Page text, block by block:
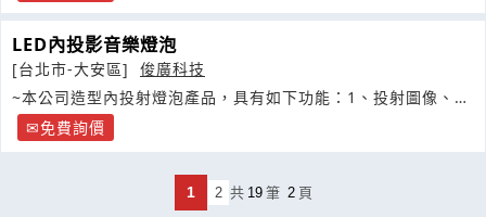
LED內投影音樂燈泡
[台北市-大安區]
俊廣科技
~本公司造型內投射燈泡產品，具有如下功能：1、投射圖像、撥
放音樂免費詢價
1 2 共 19 筆 2 頁